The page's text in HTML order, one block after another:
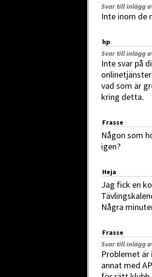
Svar till inlägg
Inte inom de
hp
Svar till inlägg
Inte svar på
vad som är
kring detta.
Frasse
Någon som
igen?
Heja
Jag fick en
Några
Frasse
Svar till inlägg
Problemet
annat med